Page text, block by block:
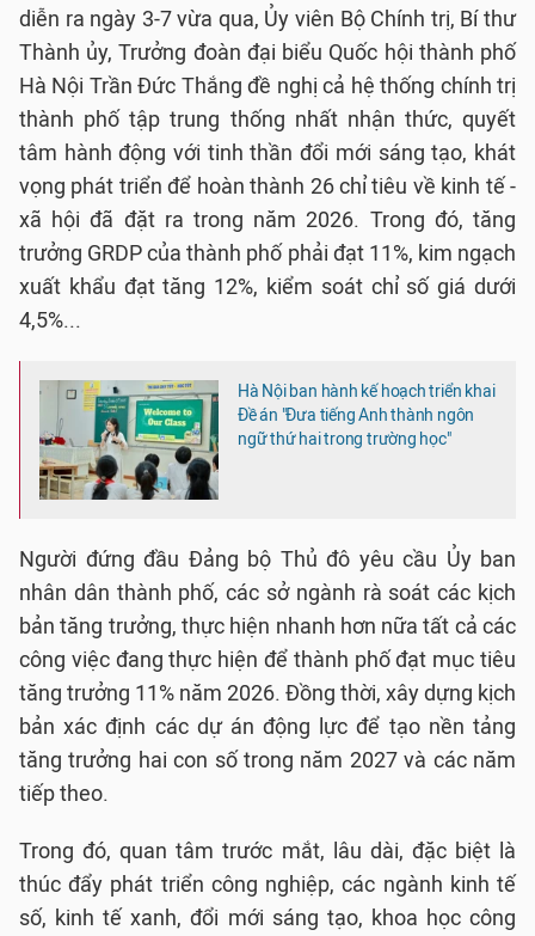
diễn ra ngày 3-7 vừa qua, Ủy viên Bộ Chính trị, Bí thư
Thành ủy, Trưởng đoàn đại biểu Quốc hội thành phố
Hà Nội Trần Đức Thắng đề nghị cả hệ thống chính trị
thành phố tập trung thống nhất nhận thức, quyết
tâm hành động với tinh thần đổi mới sáng tạo, khát
vọng phát triển để hoàn thành 26 chỉ tiêu về kinh tế -
xã hội đã đặt ra trong năm 2026. Trong đó, tăng
trưởng GRDP của thành phố phải đạt 11%, kim ngạch
xuất khẩu đạt tăng 12%, kiểm soát chỉ số giá dưới
4,5%...
Hà Nội ban hành kế hoạch triển khai
Đề án "Đưa tiếng Anh thành ngôn
ngữ thứ hai trong trường học"
Người đứng đầu Đảng bộ Thủ đô yêu cầu Ủy ban
nhân dân thành phố, các sở ngành rà soát các kịch
bản tăng trưởng, thực hiện nhanh hơn nữa tất cả các
công việc đang thực hiện để thành phố đạt mục tiêu
tăng trưởng 11% năm 2026. Đồng thời, xây dựng kịch
bản xác định các dự án động lực để tạo nền tảng
tăng trưởng hai con số trong năm 2027 và các năm
tiếp theo.
Trong đó, quan tâm trước mắt, lâu dài, đặc biệt là
thúc đẩy phát triển công nghiệp, các ngành kinh tế
số, kinh tế xanh, đổi mới sáng tạo, khoa học công